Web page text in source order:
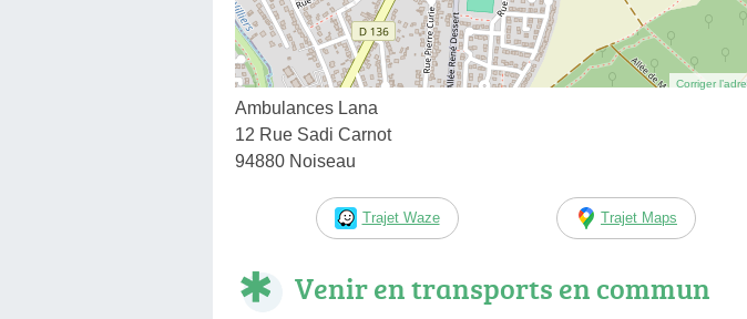
Corriger
Ambulances Lana
12 Rue Sadi Carnot
94880 Noiseau
Trajet Waze Trajet Maps
Venir en transports en commun